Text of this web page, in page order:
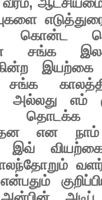
கொன்ட
சங்க
இயற்கை
சங்க
அல்லது எம்
தொடக்க
என நாம்
இவ் வியற்கை